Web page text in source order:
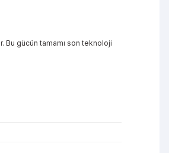
Bu gücün tamamı son teknoloji